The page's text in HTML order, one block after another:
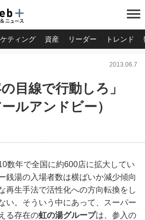
menu
ティング 資産 リーダー トレンド
2013.06.7
目線で行動しろ」
ルアンドビー）
数年で全国に約600店に拡大してい
銭湯の入場者数は横ばいか減少傾向
再生手法で活性化への方向転換をし
い。そういう中にあって、スーパー
る存在の虹の湯グループは、参入の